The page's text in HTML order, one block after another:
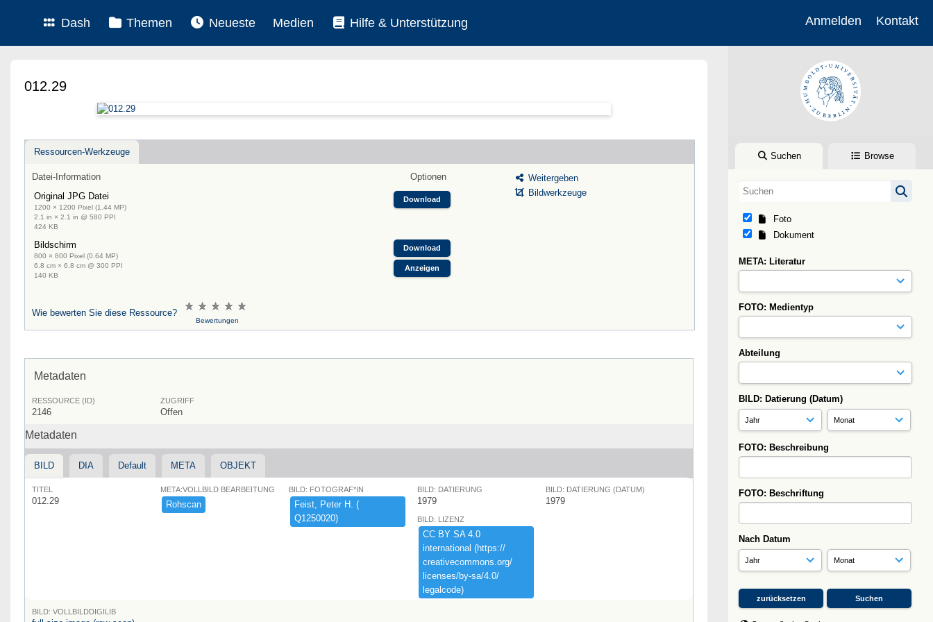
Dash Themen Neueste Medien Hilfe & Unterstützung Anmelden Kontakt
Suchen Browse
Foto
Dokument
META: Literatur
FOTO: Medientyp
Abteilung
BILD: Datierung (Datum)
FOTO: Beschreibung
FOTO: Beschriftung
Nach Datum
012.29
Ressourcen-Werkzeuge
Datei-Information
Optionen
Original JPG Datei
1200 × 1200 Pixel (1.44 MP)
2.1 in × 2.1 in @ 580 PPI
424 KB
Download
Bildschirm
800 × 800 Pixel (0.64 MP)
6.8 cm × 6.8 cm @ 300 PPI
140 KB
Download
Anzeigen
Weitergeben
Bildwerkzeuge
Wie bewerten Sie diese Ressource?
Bewertungen
Metadaten
RESSOURCE (ID)
2146
ZUGRIFF
Offen
Metadaten
BILD DIA Default META OBJEKT
TITEL
012.29
META:VOLLBILD BEARBEITUNG
Rohscan
BILD: FOTOGRAF*IN
Feist,​ ​Peter ​H.​ ​(​
Q1250020)​
BILD: DATIERUNG
1979
BILD: DATIERUNG (DATUM)
1979
BILD: LIZENZ
CC ​BY ​SA ​4.​0 ​
international ​(​https:​/​/​
creativecommons.​org/​
licenses/​by-​sa/​4.​0/​
legalcode)​
BILD: VOLLBILDDIGILIB